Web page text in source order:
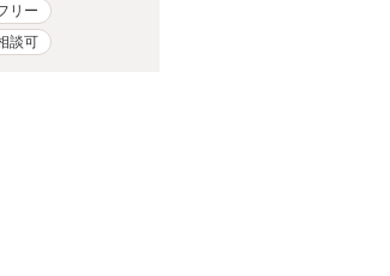
リー
談可